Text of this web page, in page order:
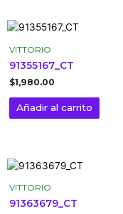
VITTORIO
91355167_CT
$1,980.00
Añadir al carrito
VITTORIO
91363679_CT